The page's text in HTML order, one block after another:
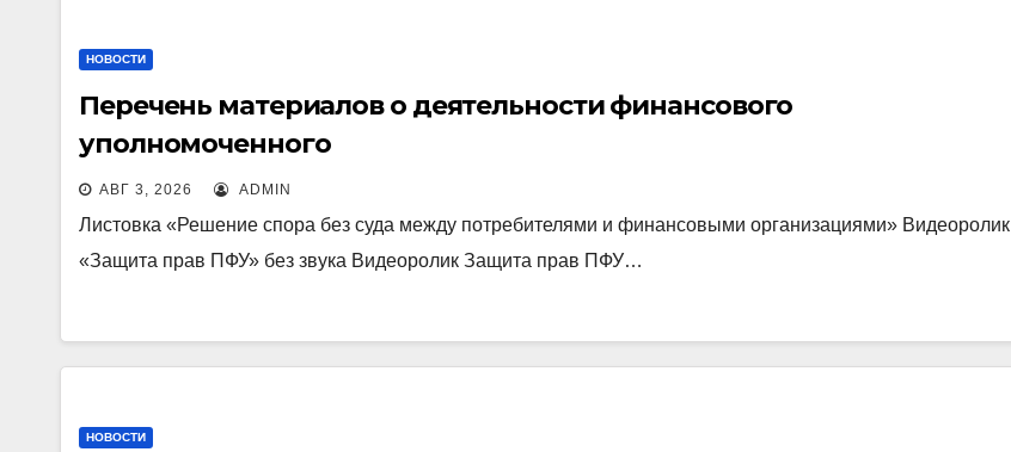
НОВОСТИ
Перечень материалов о деятельности финансового
уполномоченного
АВГ 3, 2026 ADMIN
Листовка «Решение спора без суда между потребителями и финансовыми организациями» Видеоролик
«Защита прав ПФУ» без звука Видеоролик Защита прав ПФУ…
НОВОСТИ